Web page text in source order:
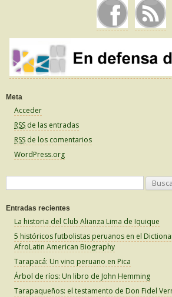
Meta
Acceder
RSS de las entradas
RSS de los comentarios
WordPress.org
sEntradas recientes
La historia del Club Alianza Lima de Iquique
5 históricos futbolistas peruanos en el
AfroLatin American Biography
Tarapacá: Un vino peruano en Pica
Árbol de ríos: Un libro de John Hemming
Tarapaqueños: el testamento de Don Fidel